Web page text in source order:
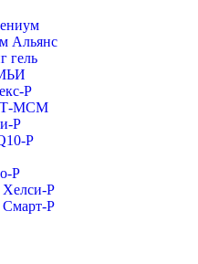
Альянс
гель
Р
МСМ
Р
Р
Р
Р
Р